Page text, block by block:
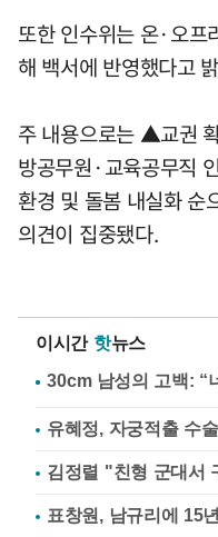
또한 인수위는 온·오프
해 백서에 반영했다고
주 내용으로는 ▲교권
방공무원·교육공무직
환경 및 돌봄 내실화 순
의견이 집중됐다.
이시간 핫뉴스
유혜정, 자궁적출 수
김정렬 "친형 군대서
표창원, 남규리에 15